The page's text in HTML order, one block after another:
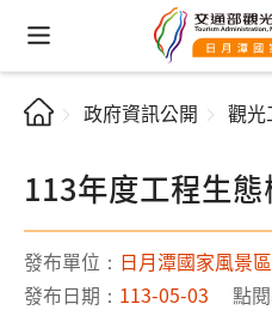
政府資訊公開 觀光
113年度工程生
發布單位： 日月潭國家風景
發布日期： 113-05-03 點